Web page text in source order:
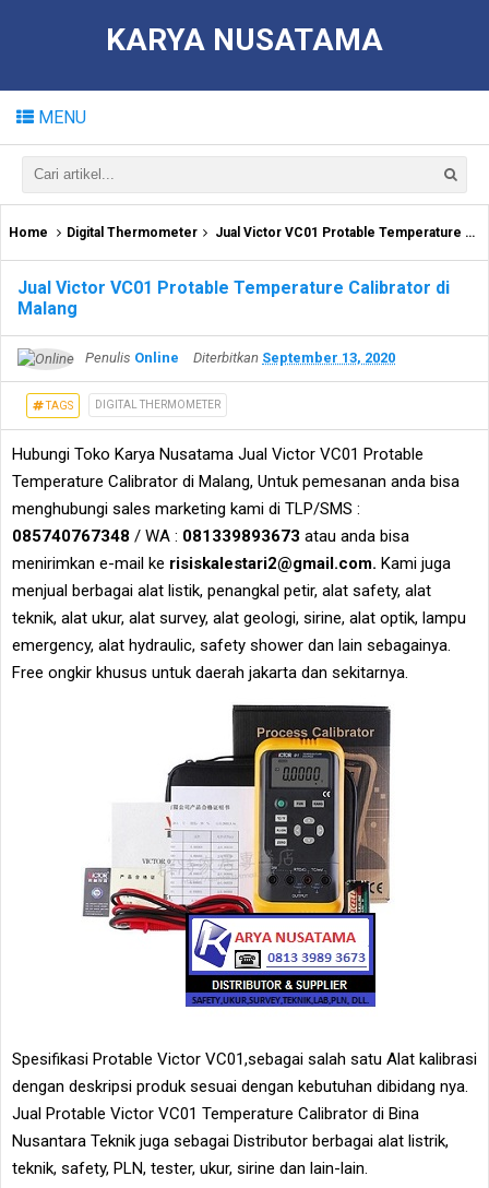
KARYA NUSATAMA
MENU
Home Digital Thermometer Jual Victor VC01 Protable Temperature Calibrator di Malang
Jual Victor VC01 Protable Temperature Calibrator di
Malang
Penulis Online Diterbitkan September 13, 2020
TAGS DIGITAL THERMOMETER
Hubungi Toko Karya Nusatama Jual Victor VC01 Protable
Temperature Calibrator di Malang, Untuk pemesanan anda bisa
menghubungi sales marketing kami di TLP/SMS :
085740767348 / WA : 081339893673 atau anda bisa
menirimkan e-mail ke risiskalestari2@gmail.com. Kami juga
menjual berbagai alat listik, penangkal petir, alat safety, alat
teknik, alat ukur, alat survey, alat geologi, sirine, alat optik, lampu
emergency, alat hydraulic, safety shower dan lain sebagainya.
Free ongkir khusus untuk daerah jakarta dan sekitarnya.
Spesifikasi Protable Victor VC01,sebagai salah satu Alat kalibrasi
dengan deskripsi produk sesuai dengan kebutuhan dibidang nya.
Jual Protable Victor VC01 Temperature Calibrator di Bina
Nusantara Teknik juga sebagai Distributor berbagai alat listrik,
teknik, safety, PLN, tester, ukur, sirine dan lain-lain.